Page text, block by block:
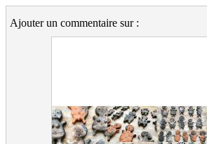
Ajouter un commentaire sur :